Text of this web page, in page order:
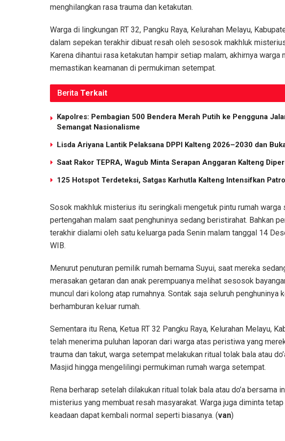
menghilangkan rasa trauma dan ketakutan.
Warga di lingkungan RT 32, Pangku Raya, Kelurahan Melayu,
dalam sepekan terakhir dibuat resah oleh sesosok makhluk
Karena dihantui rasa ketakutan hampir setiap malam, akhirnya
memastikan keamanan di permukiman setempat.
Berita Terkait
Kapolres: Pembagian 500 Bendera Merah Putih ke Pengguna
Semangat Nasionalisme
Lisda Ariyana Lantik Pelaksana DPPI Kalteng 2026–2030 dan
Saat Rakor TEPRA, Wagub Minta Serapan Anggaran Kalteng
125 Hotspot Terdeteksi, Satgas Karhutla Kalteng Intensifkan
Sosok makhluk misterius itu seringkali mengetuk pintu rumah warga
pertengahan malam saat penghuninya sedang beristirahat. Bahkan
terakhir dialami oleh satu keluarga pada Senin malam tanggal 14
WIB.
Menurut penuturan pemilik rumah bernama Suyui, saat mereka
merasakan getaran dan anak perempuanya melihat sesosok
muncul dari kolong atap rumahnya. Sontak saja seluruh
berhamburan keluar rumah.
Sementara itu Rena, Ketua RT 32 Pangku Raya, Kelurahan Melayu,
telah menerima puluhan laporan dari warga atas peristiwa yang
trauma dan takut, warga setempat melakukan ritual tolak bala atau
Masjid hingga mengelilingi permukiman rumah warga setempat.
Rena berharap setelah dilakukan ritual tolak bala atau do’a bersama
misterius yang membuat resah masyarakat. Warga juga diminta tetap
keadaan dapat kembali normal seperti biasanya. (van)